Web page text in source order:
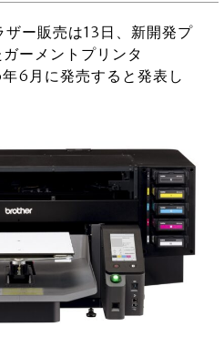
ザー販売は13日、新開発プ
ーメントプリンタ
6月に発売すると発表し